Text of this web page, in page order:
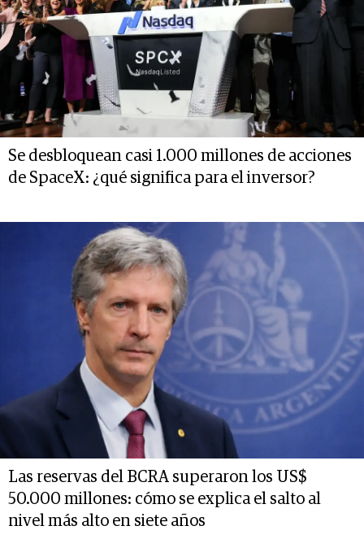
Se desbloquean casi 1.000 millones de acciones
de SpaceX: ¿qué significa para el inversor?
Las reservas del BCRA superaron los US$
50.000 millones: cómo se explica el salto al
nivel más alto en siete años